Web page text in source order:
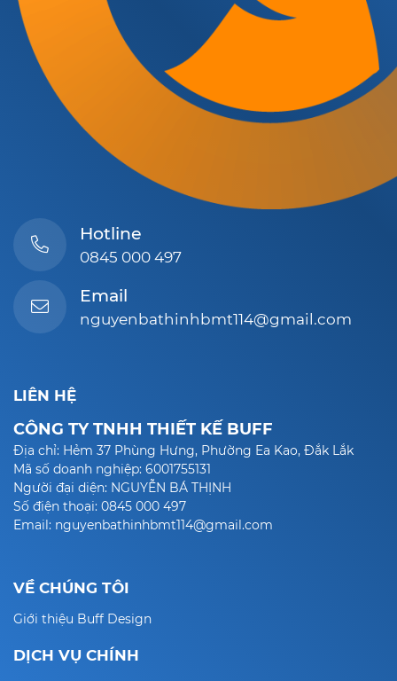
Hotline
0845 000 497
Email
nguyenbathinhbmt114@gmail.com
LIÊN HỆ
CÔNG TY TNHH THIẾT KẾ BUFF
Địa chỉ: Hẻm 37 Phùng Hưng, Phường Ea Kao, Đắk Lắk
Mã số doanh nghiệp: 6001755131
Người đại diện: NGUYỄN BÁ THỊNH
Số điện thoại: 0845 000 497
Email: nguyenbathinhbmt114@gmail.com
VỀ CHÚNG TÔI
Giới thiệu Buff Design
DỊCH VỤ CHÍNH